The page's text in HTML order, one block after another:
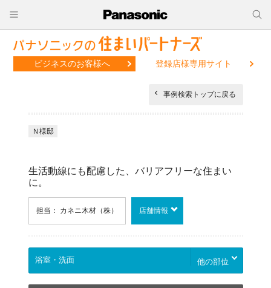
ビジネスのお客様へ 登録店様専用サイト
事例検索トップに戻る
Ｎ様邸
生活動線にも配慮した、バリアフリーな住まい
に。
担当： カネニ木材（株） 店舗情報
他の部位